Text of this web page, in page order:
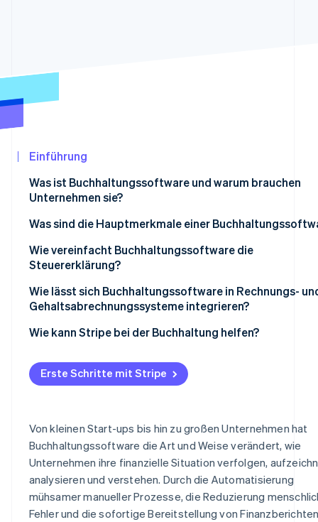
Atlas
Online-Identitätsprüfung
Stripe-Sessions 2026
Jetzt ansehen
Einführung
Was ist Buchhaltungssoftware und warum brauchen
Unternehmen sie?
Was sind die Hauptmerkmale einer
Wie vereinfacht Buchhaltungssoftware die
Steuererklärung?
Wie lässt sich Buchhaltungssoftware in Rechnungs-
Gehaltsabrechnungssysteme integrieren?
Wie kann Stripe bei der Buchhaltung helfen?
Erste Schritte mit Stripe
Von kleinen Start-ups bis hin zu großen Unternehmen hat
Buchhaltungssoftware die Art und Weise verändert, wie
Unternehmen ihre finanzielle Situation verfolgen,
analysieren und verstehen. Durch die Automatisierung
mühsamer manueller Prozesse, die Reduzierung
Fehler und die sofortige Bereitstellung von